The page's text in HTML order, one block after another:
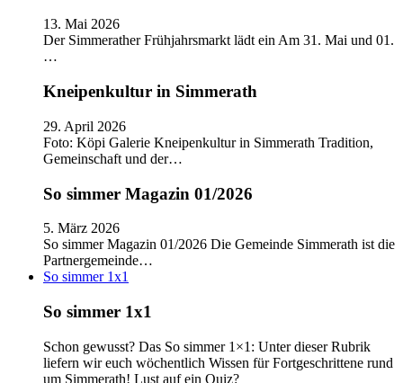
13. Mai 2026
Der Simmerather Frühjahrsmarkt lädt ein Am 31. Mai und 01.
…
Kneipenkultur in Simmerath
29. April 2026
Foto: Köpi Galerie Kneipenkultur in Simmerath Tradition,
Gemeinschaft und der…
So simmer Magazin 01/2026
5. März 2026
So simmer Magazin 01/2026 Die Gemeinde Simmerath ist die
Partnergemeinde…
So simmer 1x1
So simmer 1x1
Schon gewusst? Das So simmer 1×1: Unter dieser Rubrik
liefern wir euch wöchentlich Wissen für Fortgeschrittene rund
um Simmerath! Lust auf ein Quiz?